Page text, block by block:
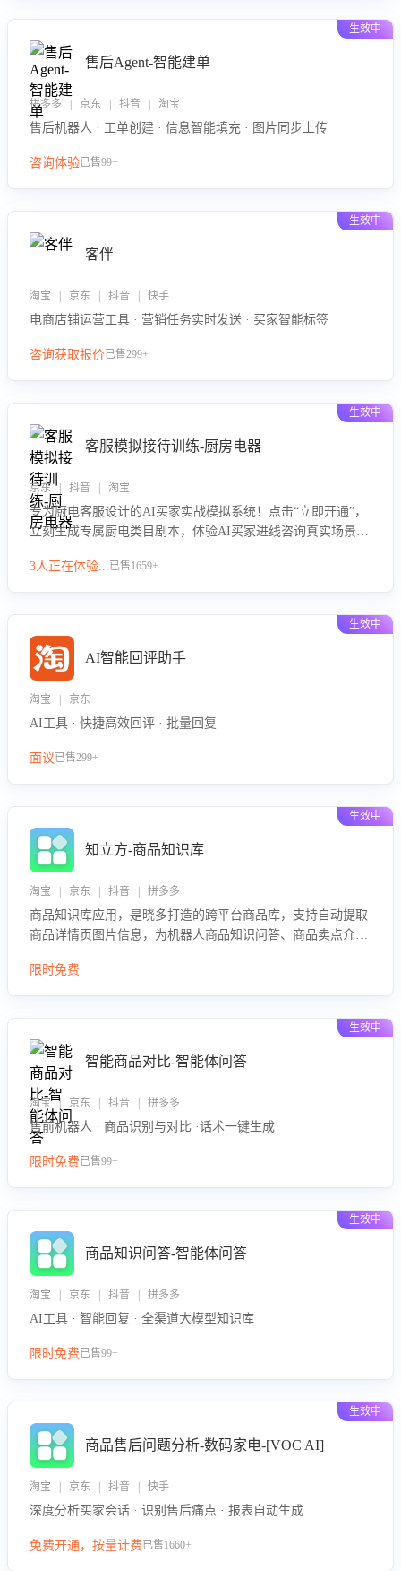
生效中
售后Agent-智能建单
拼多多 | 京东 | 抖音 | 淘宝
售后机器人 · 工单创建 · 信息智能填充 · 图片同步上传
咨询体验已售99+
生效中
客伴
淘宝 | 京东 | 抖音 | 快手
电商店铺运营工具 · 营销任务实时发送 · 买家智能标签
咨询获取报价已售299+
生效中
客服模拟接待训练-厨房电器
京东 | 抖音 | 淘宝
专为厨电客服设计的AI买家实战模拟系统！点击“立即开通”，
立刻生成专属厨电类目剧本，体验AI买家进线咨询真实场景训
技巧！
3人正在体验...已售1659+
生效中
AI智能回评助手
淘宝 | 京东
AI工具 · 快捷高效回评 · 批量回复
面议已售299+
生效中
知立方-商品知识库
淘宝 | 京东 | 抖音 | 拼多多
商品知识库应用，是晓多打造的跨平台商品库，支持自动提取
商品详情页图片信息，为机器人商品知识问答、商品卖点介绍
限时免费
生效中
智能商品对比-智能体问答
淘宝 | 京东 | 抖音 | 拼多多
售前机器人 · 商品识别与对比 ·话术一键生成
限时免费已售99+
生效中
商品知识问答-智能体问答
淘宝 | 京东 | 抖音 | 拼多多
AI工具 · 智能回复 · 全渠道大模型知识库
限时免费已售99+
生效中
商品售后问题分析-数码家电-[VOC AI]
淘宝 | 京东 | 抖音 | 快手
深度分析买家会话 · 识别售后痛点 · 报表自动生成
免费开通，按量计费已售1660+